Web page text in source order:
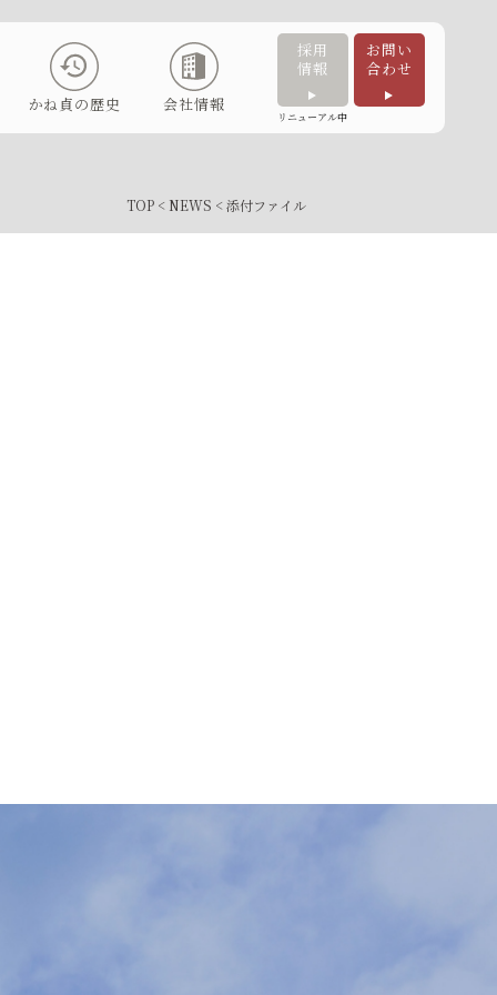
かね貞の歴史 会社情報
採用
情報
リニューアル中
お問い
合わせ
TOP < NEWS < 添付ファイル